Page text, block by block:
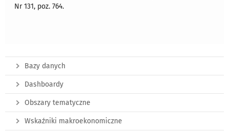
Nr 131, poz. 764.
Bazy danych
Dashboardy
Obszary tematyczne
Wskaźniki makroekonomiczne